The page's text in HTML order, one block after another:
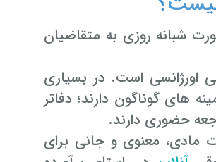
شبانه روزی به متقاضیان
حقوقی اورژانسی است. در بسیاری
های گوناگون دارند؛ دفاتر
حضوری دارند.
مادی، معنوی و جانی برای